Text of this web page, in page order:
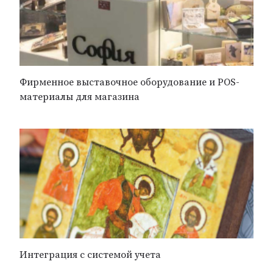
Фирменное выставочное оборудование и POS-
материалы для магазина
Интеграция с системой учета